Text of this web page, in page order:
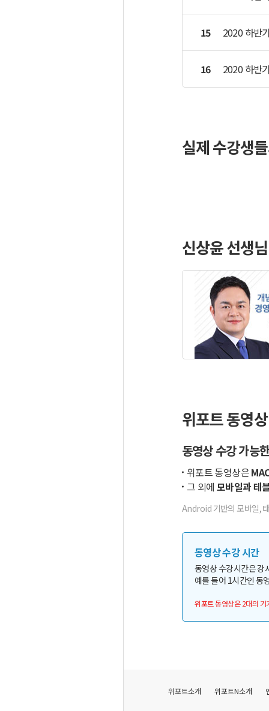
15 2020 하반
16 2020 하반
실제 수강생
신상윤 선생
위포트 동영
동영상 수강 가능
위포트 동영상은
그 외에 모바일과 테
Android 기반의 모바일,
동영상 수강 시간
동영상 수강시간은 강
예를 들어 1시간인 동
위포트 동영상은 2대의
위포트소개 위포트N소개